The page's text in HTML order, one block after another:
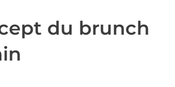
du brunch